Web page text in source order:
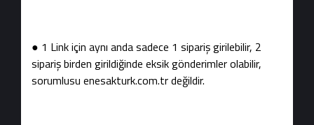
● 1 Link için aynı anda sadece 1 sipariş girilebilir, 2
sipariş birden girildiğinde eksik gönderimler olabilir,
sorumlusu enesakturk.com.tr değildir.